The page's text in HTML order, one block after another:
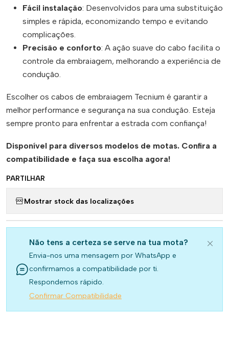
Fácil instalação: Desenvolvidos para uma substituição
simples e rápida, economizando tempo e evitando
complicações.
Precisão e conforto: A ação suave do cabo facilita o
controle da embraiagem, melhorando a experiência de
condução.
Escolher os cabos de embraiagem Tecnium é garantir a
melhor performance e segurança na sua condução. Esteja
sempre pronto para enfrentar a estrada com confiança!
Disponível para diversos modelos de motas. Confira a
compatibilidade e faça sua escolha agora!
PARTILHAR
Mostrar stock das localizações
Não tens a certeza se serve na tua mota?
Envia-nos uma mensagem por WhatsApp e
confirmamos a compatibilidade por ti.
Respondemos rápido.
Confirmar Compatibilidade